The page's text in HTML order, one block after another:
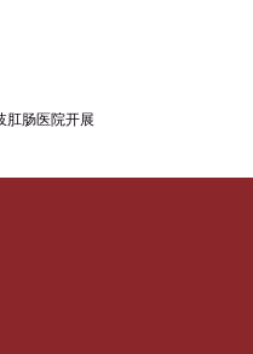
肛肠医院开展